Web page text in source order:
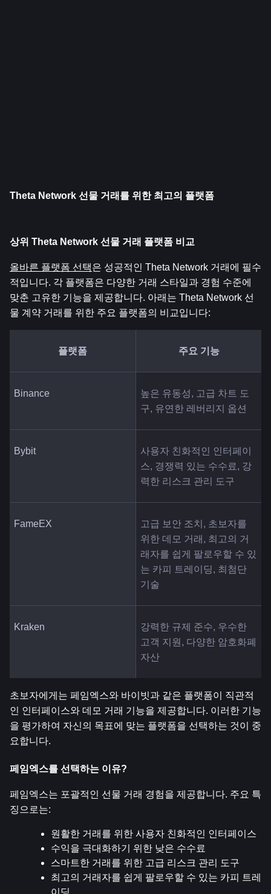
Theta Network 선물 거래를 위한 최고의 플랫폼
상위 Theta Network 선물 거래 플랫폼 비교
올바른 플랫폼 선택은 성공적인 Theta Network 거래에 필수
적입니다. 각 플랫폼은 다양한 거래 스타일과 경험 수준에
맞춘 고유한 기능을 제공합니다. 아래는 Theta Network 선
물 계약 거래를 위한 주요 플랫폼의 비교입니다:
플랫폼 주요 기능
Binance
높은 유동성, 고급 차트 도
구, 유연한 레버리지 옵션
Bybit
사용자 친화적인 인터페이
스, 경쟁력 있는 수수료, 강
력한 리스크 관리 도구
FameEX
고급 보안 조치, 초보자를
위한 데모 거래, 최고의 거
래자를 쉽게 팔로우할 수 있
는 카피 트레이딩, 최첨단
기술
Kraken
강력한 규제 준수, 우수한
고객 지원, 다양한 암호화폐
자산
초보자에게는 페임엑스와 바이빗과 같은 플랫폼이 직관적
인 인터페이스와 데모 거래 기능을 제공합니다. 이러한 기능
을 평가하여 자신의 목표에 맞는 플랫폼을 선택하는 것이 중
요합니다.
페임엑스를 선택하는 이유?
페임엑스는 포괄적인 선물 거래 경험을 제공합니다. 주요 특
징으로는:
원활한 거래를 위한 사용자 친화적인 인터페이스
수익을 극대화하기 위한 낮은 수수료
스마트한 거래를 위한 고급 리스크 관리 도구
최고의 거래자를 쉽게 팔로우할 수 있는 카피 트레
이딩